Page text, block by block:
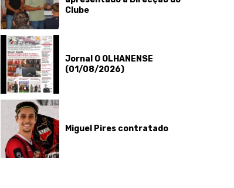
Clube
Jornal O OLHANENSE
(01/08/2026)
Miguel Pires contratado